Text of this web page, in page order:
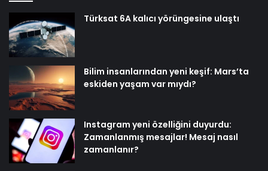
Türksat 6A kalıcı yörüngesine ulaştı
Bilim insanlarından yeni keşif: Mars’ta
eskiden yaşam var mıydı?
Instagram yeni özelliğini duyurdu:
Zamanlanmış mesajlar! Mesaj nasıl
zamanlanır?